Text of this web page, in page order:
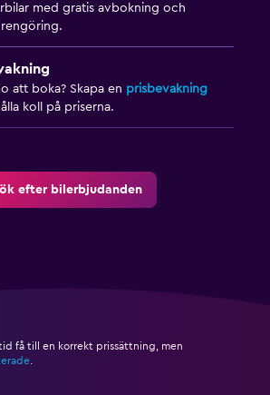
med gratis avbokning och
att boka? Skapa en prisbevakning
koll på priserna.
efter bilerbjudanden
få till en korrekt prissättning, men
.